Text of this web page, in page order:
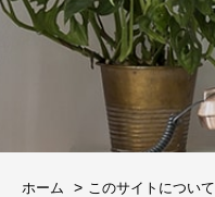
ホーム このサイトについて